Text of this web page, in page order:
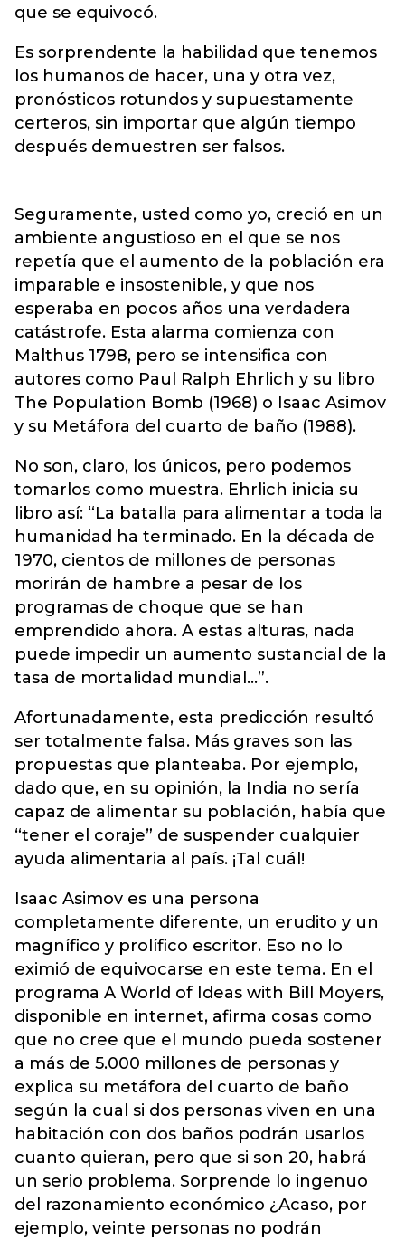
que se equivocó.
Es sorprendente la habilidad que tenemos
los humanos de hacer, una y otra vez,
pronósticos rotundos y supuestamente
certeros, sin importar que algún tiempo
después demuestren ser falsos.
Seguramente, usted como yo, creció en un
ambiente angustioso en el que se nos
repetía que el aumento de la población era
imparable e insostenible, y que nos
esperaba en pocos años una verdadera
catástrofe. Esta alarma comienza con
Malthus 1798, pero se intensifica con
autores como Paul Ralph Ehrlich y su libro
The Population Bomb (1968) o Isaac Asimov
y su Metáfora del cuarto de baño (1988).
No son, claro, los únicos, pero podemos
tomarlos como muestra. Ehrlich inicia su
libro así: “La batalla para alimentar a toda la
humanidad ha terminado. En la década de
1970, cientos de millones de personas
morirán de hambre a pesar de los
programas de choque que se han
emprendido ahora. A estas alturas, nada
puede impedir un aumento sustancial de la
tasa de mortalidad mundial...”.
Afortunadamente, esta predicción resultó
ser totalmente falsa. Más graves son las
propuestas que planteaba. Por ejemplo,
dado que, en su opinión, la India no sería
capaz de alimentar su población, había que
“tener el coraje” de suspender cualquier
ayuda alimentaria al país. ¡Tal cuál!
Isaac Asimov es una persona
completamente diferente, un erudito y un
magnífico y prolífico escritor. Eso no lo
eximió de equivocarse en este tema. En el
programa A World of Ideas with Bill Moyers,
disponible en internet, afirma cosas como
que no cree que el mundo pueda sostener
a más de 5.000 millones de personas y
explica su metáfora del cuarto de baño
según la cual si dos personas viven en una
habitación con dos baños podrán usarlos
cuanto quieran, pero que si son 20, habrá
un serio problema. Sorprende lo ingenuo
del razonamiento económico ¿Acaso, por
ejemplo, veinte personas no podrán